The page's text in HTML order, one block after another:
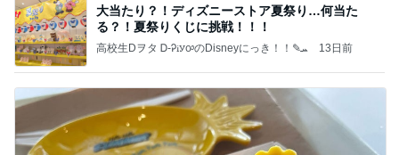
大当たり？！ディズニーストア夏祭り…何当た
る？！夏祭りくじに挑戦！！！
高校生Dヲタ Ꭰ-ᎮꭵꭹꭴのDisneyにっき！！✎ܚ 13日前